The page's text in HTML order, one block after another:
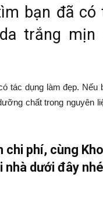
bạn đã có
trắng mịn
tác dụng làm đẹp. Nếu
chất trong nguyên
phí, cùng
nhà dưới đây